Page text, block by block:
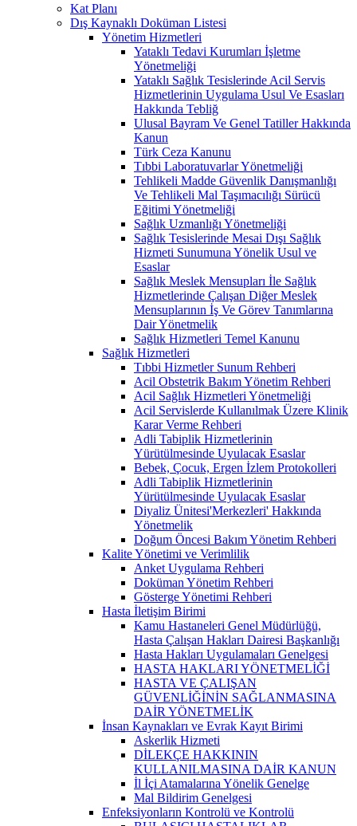
Kat Planı
Dış Kaynaklı Doküman Listesi
Yönetim Hizmetleri
Yataklı Tedavi Kurumları İşletme
Yönetmeliği
Yataklı Sağlık Tesislerinde Acil Servis
Hizmetlerinin Uygulama Usul Ve Esasları
Hakkında Tebliğ
Ulusal Bayram Ve Genel Tatiller Hakkında
Kanun
Türk Ceza Kanunu
Tıbbi Laboratuvarlar Yönetmeliği
Tehlikeli Madde Güvenlik Danışmanlığı
Ve Tehlikeli Mal Taşımacılığı Sürücü
Eğitimi Yönetmeliği
Sağlık Uzmanlığı Yönetmeliği
Sağlık Tesislerinde Mesai Dışı Sağlık
Hizmeti Sunumuna Yönelik Usul ve
Esaslar
Sağlık Meslek Mensupları İle Sağlık
Hizmetlerinde Çalışan Diğer Meslek
Mensuplarının İş Ve Görev Tanımlarına
Dair Yönetmelik
Sağlık Hizmetleri Temel Kanunu
Sağlık Hizmetleri
Tıbbi Hizmetler Sunum Rehberi
Acil Obstetrik Bakım Yönetim Rehberi
Acil Sağlık Hizmetleri Yönetmeliği
Acil Servislerde Kullanılmak Üzere Klinik
Karar Verme Rehberi
Adli Tabiplik Hizmetlerinin
Yürütülmesinde Uyulacak Esaslar
Bebek, Çocuk, Ergen İzlem Protokolleri
Adli Tabiplik Hizmetlerinin
Yürütülmesinde Uyulacak Esaslar
Diyaliz Ünitesi'Merkezleri' Hakkında
Yönetmelik
Doğum Öncesi Bakım Yönetim Rehberi
Kalite Yönetimi ve Verimlilik
Anket Uygulama Rehberi
Doküman Yönetim Rehberi
Gösterge Yönetimi Rehberi
Hasta İletişim Birimi
Kamu Hastaneleri Genel Müdürlüğü,
Hasta Çalışan Hakları Dairesi Başkanlığı
Hasta Hakları Uygulamaları Genelgesi
HASTA HAKLARI YÖNETMELİĞİ
HASTA VE ÇALIŞAN
GÜVENLİĞİNİN SAĞLANMASINA
DAİR YÖNETMELİK
İnsan Kaynakları ve Evrak Kayıt Birimi
Askerlik Hizmeti
DİLEKÇE HAKKININ
KULLANILMASINA DAİR KANUN
İl İçi Atamalarına Yönelik Genelge
Mal Bildirim Genelgesi
Enfeksiyonların Kontrolü ve Kontrolü